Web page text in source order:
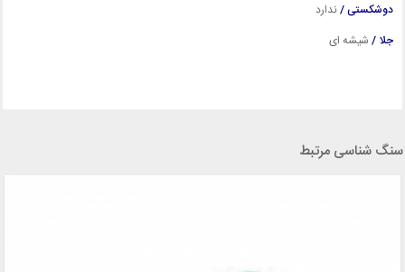
دوشکستی /ندارد
جلا / شیشه ای
سنگ شناسی مرتبط